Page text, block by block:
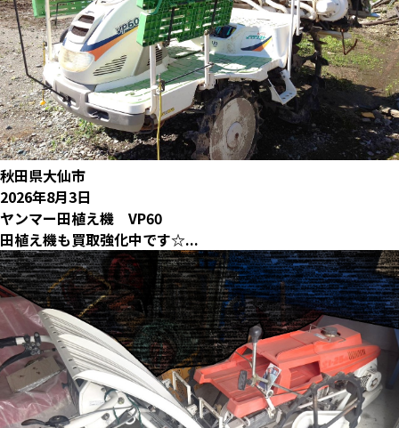
秋田県大仙市
2026年8月3日
ヤンマー田植え機 VP60
田植え機も買取強化中です☆...